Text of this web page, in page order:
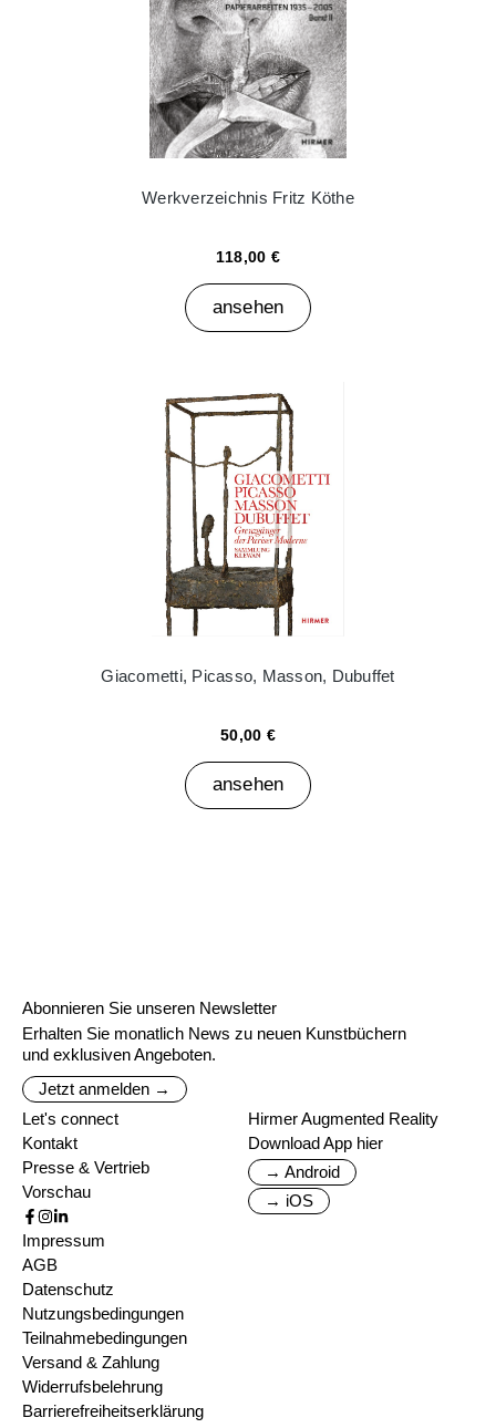
Werkverzeichnis Fritz Köthe
118,00 €
ansehen
Giacometti, Picasso, Masson, Dubuffet
50,00 €
ansehen
Abonnieren Sie unseren Newsletter
Erhalten Sie monatlich News zu neuen Kunstbüchern
und exklusiven Angeboten.
Jetzt anmelden →
Let's connect
Kontakt
Presse & Vertrieb
Vorschau
Hirmer Augmented Reality
Download App hier
→ Android
→ iOS
Impressum
AGB
Datenschutz
Nutzungsbedingungen
Teilnahmebedingungen
Versand & Zahlung
Widerrufsbelehrung
Barrierefreiheitserklärung